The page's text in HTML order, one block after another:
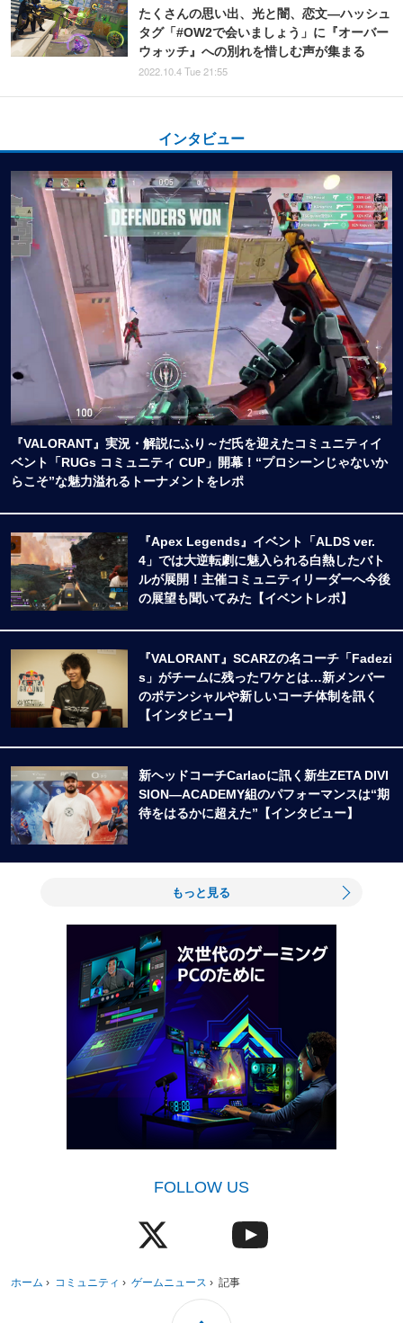
たくさんの思い出、光と闇、恋文―ハッシュ
タグ「#OW2で会いましょう」に『オーバー
ウォッチ』への別れを惜しむ声が集まる
2022.10.4 Tue 21:55
インタビュー
『VALORANT』実況・解説にふり～だ氏を迎えたコミュニティイ
ベント「RUGs コミュニティ CUP」開幕！“プロシーンじゃないか
らこそ”な魅力溢れるトーナメントをレポ
『Apex Legends』イベント「ALDS ver.
4」では大逆転劇に魅入られる白熱したバト
ルが展開！主催コミュニティリーダーへ今後
の展望も聞いてみた【イベントレポ】
『VALORANT』SCARZの名コーチ「Fadezi
s」がチームに残ったワケとは…新メンバー
のポテンシャルや新しいコーチ体制を訊く
【インタビュー】
新ヘッドコーチCarlaoに訊く新生ZETA DIVI
SION―ACADEMY組のパフォーマンスは“期
待をはるかに超えた”【インタビュー】
もっと見る
FOLLOW US
ホーム › コミュニティ › ゲームニュース › 記事